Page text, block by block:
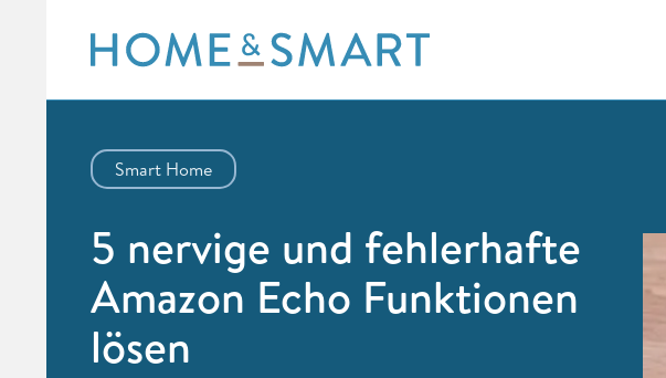
content
Smart Home
5 nervige und fehlerhafte
Amazon Echo Funktionen
lösen